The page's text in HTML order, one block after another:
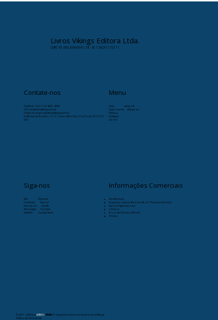
Livros Vikings Editora Ltda.
CNPJ: 35.663.864/0001-78 · IE: 128201172111
Contate-nos
Telefone:+55 (11) 9-8263-4066
SAC: sac@livrosvikings.com.br
Originais: originais@livrosvikings.com.br
Endereço: Av. Paulista, 171 4º andar, Bela Vista, São Paulo-SP, 01310-
000
Menu
Início
Læristaðr
Quem somos
VikingCast
Notícias
Publique
Livraria
Siga-nos
RSS
Pinterest
Facebook
Deezer
Instagram
Spotify
WhatsApp
YouTube
Linkedin
Google News
Informações Comerciais
Atendimento:
Segunda a sexta-feira das 8h as 17h (exceto feriado)
Livraria Especializada:
24 horas
Prazo de Entrega (Brasil):
30 dias
© 2021- 2026por LIVROSVIKINGS . Orgulhosamente criado pela Livros Vikings.
Política de Privacidade